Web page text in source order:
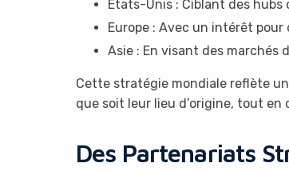
États-Unis : Ciblant des hubs
Europe : Avec un intérêt pour
Asie : En visant des marchés
Cette stratégie mondiale reflète
que soit leur lieu d’origine, tout
Des Partenariats